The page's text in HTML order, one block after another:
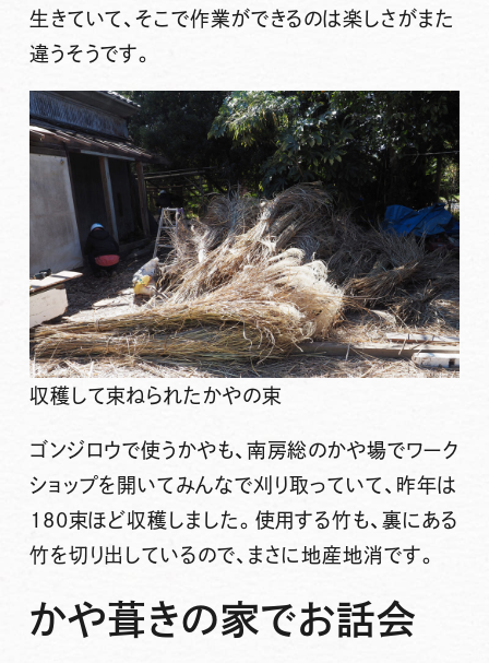
生きていて、そこで作業ができるのは楽しさがまた
違うそうです。
収穫して束ねられたかやの束
ゴンジロウで使うかやも、南房総のかや場でワーク
ショップを開いてみんなで刈り取っていて、昨年は
180束ほど収穫しました。使用する竹も、裏にある
竹を切り出しているので、まさに地産地消です。
かや葺きの家でお話会